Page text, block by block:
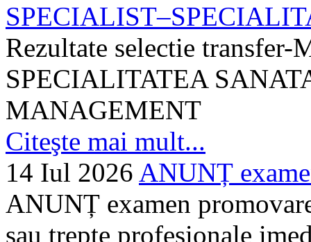
Rezultate selectie
SPECIALITATEA
MANAGEMENT
Citeşte mai mult...
14 Iul 2026 ANUNȚ
ANUNȚ examen
sau trepte profesionale